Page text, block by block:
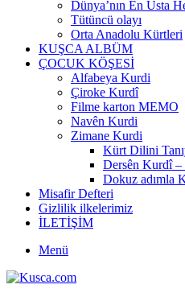
Dünya’nın En Usta
Tütüncü olayı
Orta Anadolu Kürtleri
KUŞCA ALBÜM
ÇOCUK KÖŞESİ
Alfabeya Kurdi
Çiroke Kurdî
Filme karton MEMO
Navên Kurdi
Zimane Kurdi
Kürt Dilini
Dersên Kurdî
Dokuz adımla
Misafir Defteri
Gizlilik ilkelerimiz
İLETİŞİM
Menü